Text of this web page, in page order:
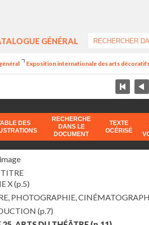
GÉNÉRAL
Exposition internationale des arts
DES
RECHERCHE
DANS LE
DOCUMENT
TEXTE
OCÉRISÉ
TITRE
X(p.5)
PHOTOGRAPHIE,
(p.7)